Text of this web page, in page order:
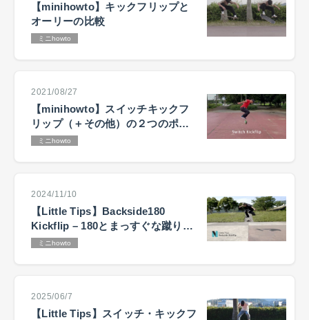
【minihowto】キックフリップと
オーリーの比較
ミニhowto
2021/08/27
【minihowto】スイッチキックフ
リップ（＋その他）の２つのポイ
ント
ミニhowto
2024/11/10
【Little Tips】Backside180
Kickflip – 180とまっすぐな蹴り抜
きミニhowto
2025/06/7
【Little Tips】スイッチ・キックフ